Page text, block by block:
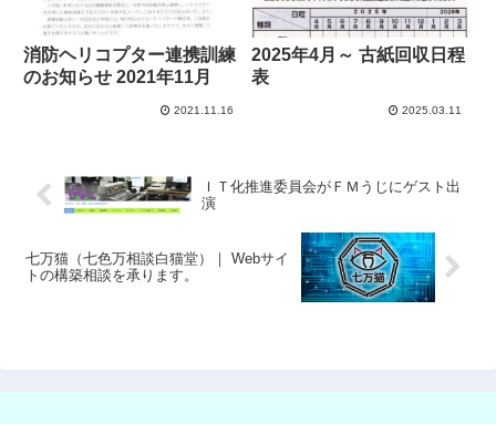
消防ヘリコプター連携訓練
のお知らせ 2021年11月
2021.11.16
2025年4月～ 古紙回収日程
表
2025.03.11
ＩＴ化推進委員会がＦＭうじにゲスト出
演
七万猫（七色万相談白猫堂）｜ Webサイ
トの構築相談を承ります。